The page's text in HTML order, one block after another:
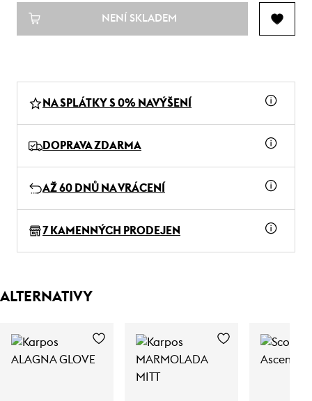
NENÍ SKLADEM
NA SPLÁTKY S 0% NAVÝŠENÍ
DOPRAVA ZDARMA
AŽ 60 DNŮ NA VRÁCENÍ
7 KAMENNÝCH PRODEJEN
ALTERNATIVY